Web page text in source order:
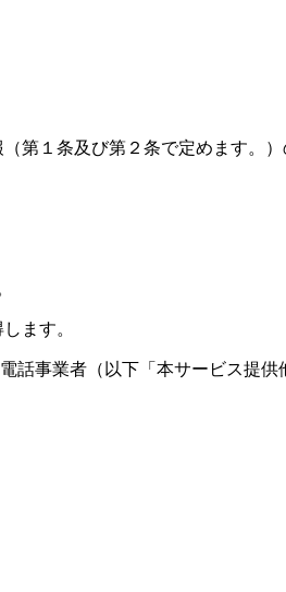
第１条及び第２条で定めます。
ます。
話事業者（以下「本サービス提供